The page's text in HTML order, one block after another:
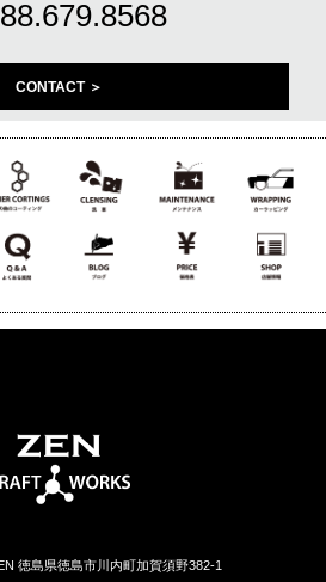
CONTACT ＞
徳島県徳島市川内町加賀須野382-1